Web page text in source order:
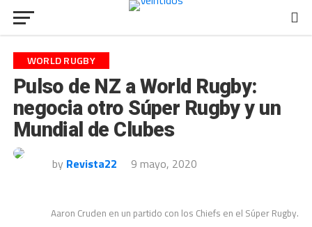
WORLD RUGBY
Pulso de NZ a World Rugby:
negocia otro Súper Rugby y un
Mundial de Clubes
by Revista22 9 mayo, 2020
Aaron Cruden en un partido con los Chiefs en el Súper Rugby.